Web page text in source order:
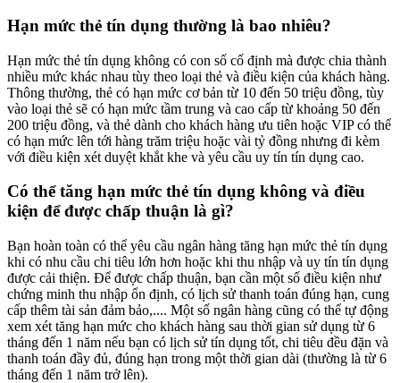
Hạn mức thẻ tín dụng thường là bao nhiêu?
Hạn mức thẻ tín dụng không có con số cố định mà được chia thành
nhiều mức khác nhau tùy theo loại thẻ và điều kiện của khách hàng.
Thông thường, thẻ có hạn mức cơ bản từ 10 đến 50 triệu đồng, tùy
vào loại thẻ sẽ có hạn mức tầm trung và cao cấp từ khoảng 50 đến
200 triệu đồng, và thẻ dành cho khách hàng ưu tiên hoặc VIP có thể
có hạn mức lên tới hàng trăm triệu hoặc vài tỷ đồng nhưng đi kèm
với điều kiện xét duyệt khắt khe và yêu cầu uy tín tín dụng cao.
Có thể tăng hạn mức thẻ tín dụng không và điều
kiện để được chấp thuận là gì?
Bạn hoàn toàn có thể yêu cầu ngân hàng tăng hạn mức thẻ tín dụng
khi có nhu cầu chi tiêu lớn hơn hoặc khi thu nhập và uy tín tín dụng
được cải thiện. Để được chấp thuận, bạn cần một số điều kiện như
chứng minh thu nhập ổn định, có lịch sử thanh toán đúng hạn, cung
cấp thêm tài sản đảm bảo,.... Một số ngân hàng cũng có thể tự động
xem xét tăng hạn mức cho khách hàng sau thời gian sử dụng từ 6
tháng đến 1 năm nếu bạn có lịch sử tín dụng tốt, chi tiêu đều đặn và
thanh toán đầy đủ, đúng hạn trong một thời gian dài (thường là từ 6
tháng đến 1 năm trở lên).